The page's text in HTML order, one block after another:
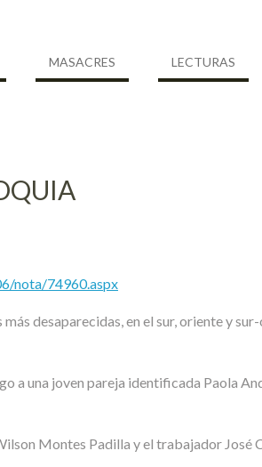
MASACRES LECTURAS
nota/74960.aspx
desaparecidas, en el sur, oriente y
a una joven pareja identificada Paola
Montes Padilla y el trabajador José